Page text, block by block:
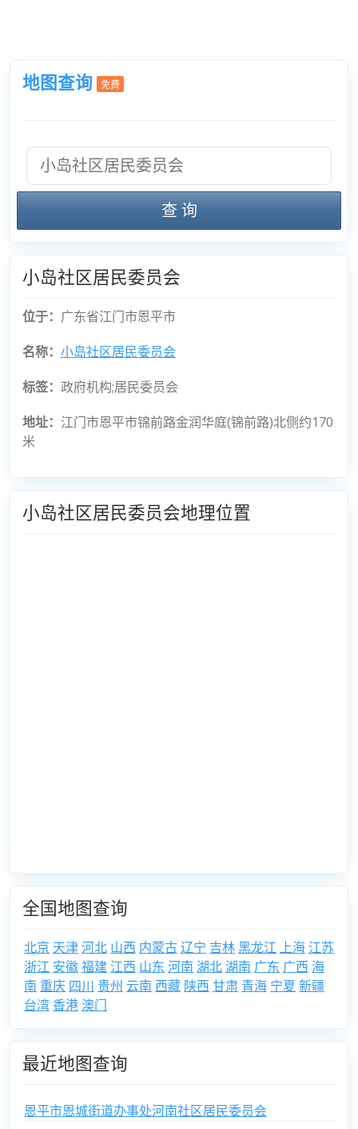
地图查询 免费
查 询
小岛社区居民委员会
位于： 广东省江门市恩平市
名称： 小岛社区居民委员会
标签： 政府机构;居民委员会
地址： 江门市恩平市锦前路金润华庭(锦前路)北侧约170
米
小岛社区居民委员会地理位置
全国地图查询
北京 天津河北 山西 内蒙古辽宁 吉林黑龙江 上海 江苏
浙江 安徽福建 江西 山东 河南 湖北湖南 广东 广西 海
南 重庆 四川 贵州 云南 西藏 陕西 甘肃 青海 宁夏 新疆
台湾 香港 澳门
最近地图查询
恩平市恩城街道办事处河南社区居民委员会